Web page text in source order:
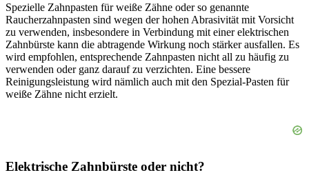
Spezielle Zahnpasten für weiße Zähne oder so genannte
Raucherzahnpasten sind wegen der hohen Abrasivität mit Vorsicht
zu verwenden, insbesondere in Verbindung mit einer elektrischen
Zahnbürste kann die abtragende Wirkung noch stärker ausfallen. Es
wird empfohlen, entsprechende Zahnpasten nicht all zu häufig zu
verwenden oder ganz darauf zu verzichten. Eine bessere
Reinigungsleistung wird nämlich auch mit den Spezial-Pasten für
weiße Zähne nicht erzielt.
Elektrische Zahnbürste oder nicht?